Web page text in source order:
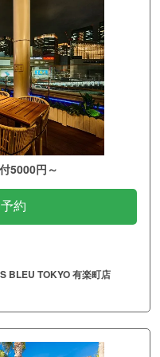
5000円～
約
BLEU TOKYO 有楽町店